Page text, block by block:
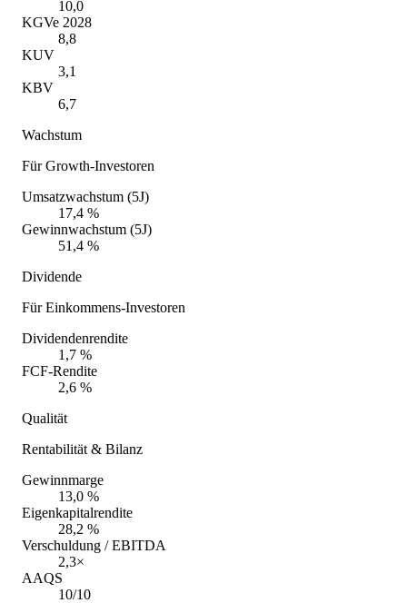
10,0
KGVe 2028
8,8
KUV
3,1
KBV
6,7
Wachstum
Für Growth-Investoren
Umsatzwachstum (5J)
17,4 %
Gewinnwachstum (5J)
51,4 %
Dividende
Für Einkommens-Investoren
Dividendenrendite
1,7 %
FCF-Rendite
2,6 %
Qualität
Rentabilität & Bilanz
Gewinnmarge
13,0 %
Eigenkapitalrendite
28,2 %
Verschuldung / EBITDA
2,3×
AAQS
10/10